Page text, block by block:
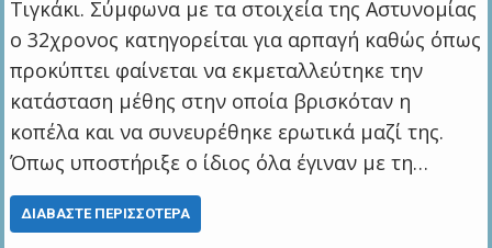
Τιγκάκι. Σύμφωνα με τα στοιχεία της Αστυνομίας
ο 32χρονος κατηγορείται για αρπαγή καθώς όπως
προκύπτει φαίνεται να εκμεταλλεύτηκε την
κατάσταση μέθης στην οποία βρισκόταν η
κοπέλα και να συνευρέθηκε ερωτικά μαζί της.
Όπως υποστήριξε ο ίδιος όλα έγιναν με τη…
ΔΙΑΒΆΣΤΕ ΠΕΡΙΣΣΌΤΕΡΑ